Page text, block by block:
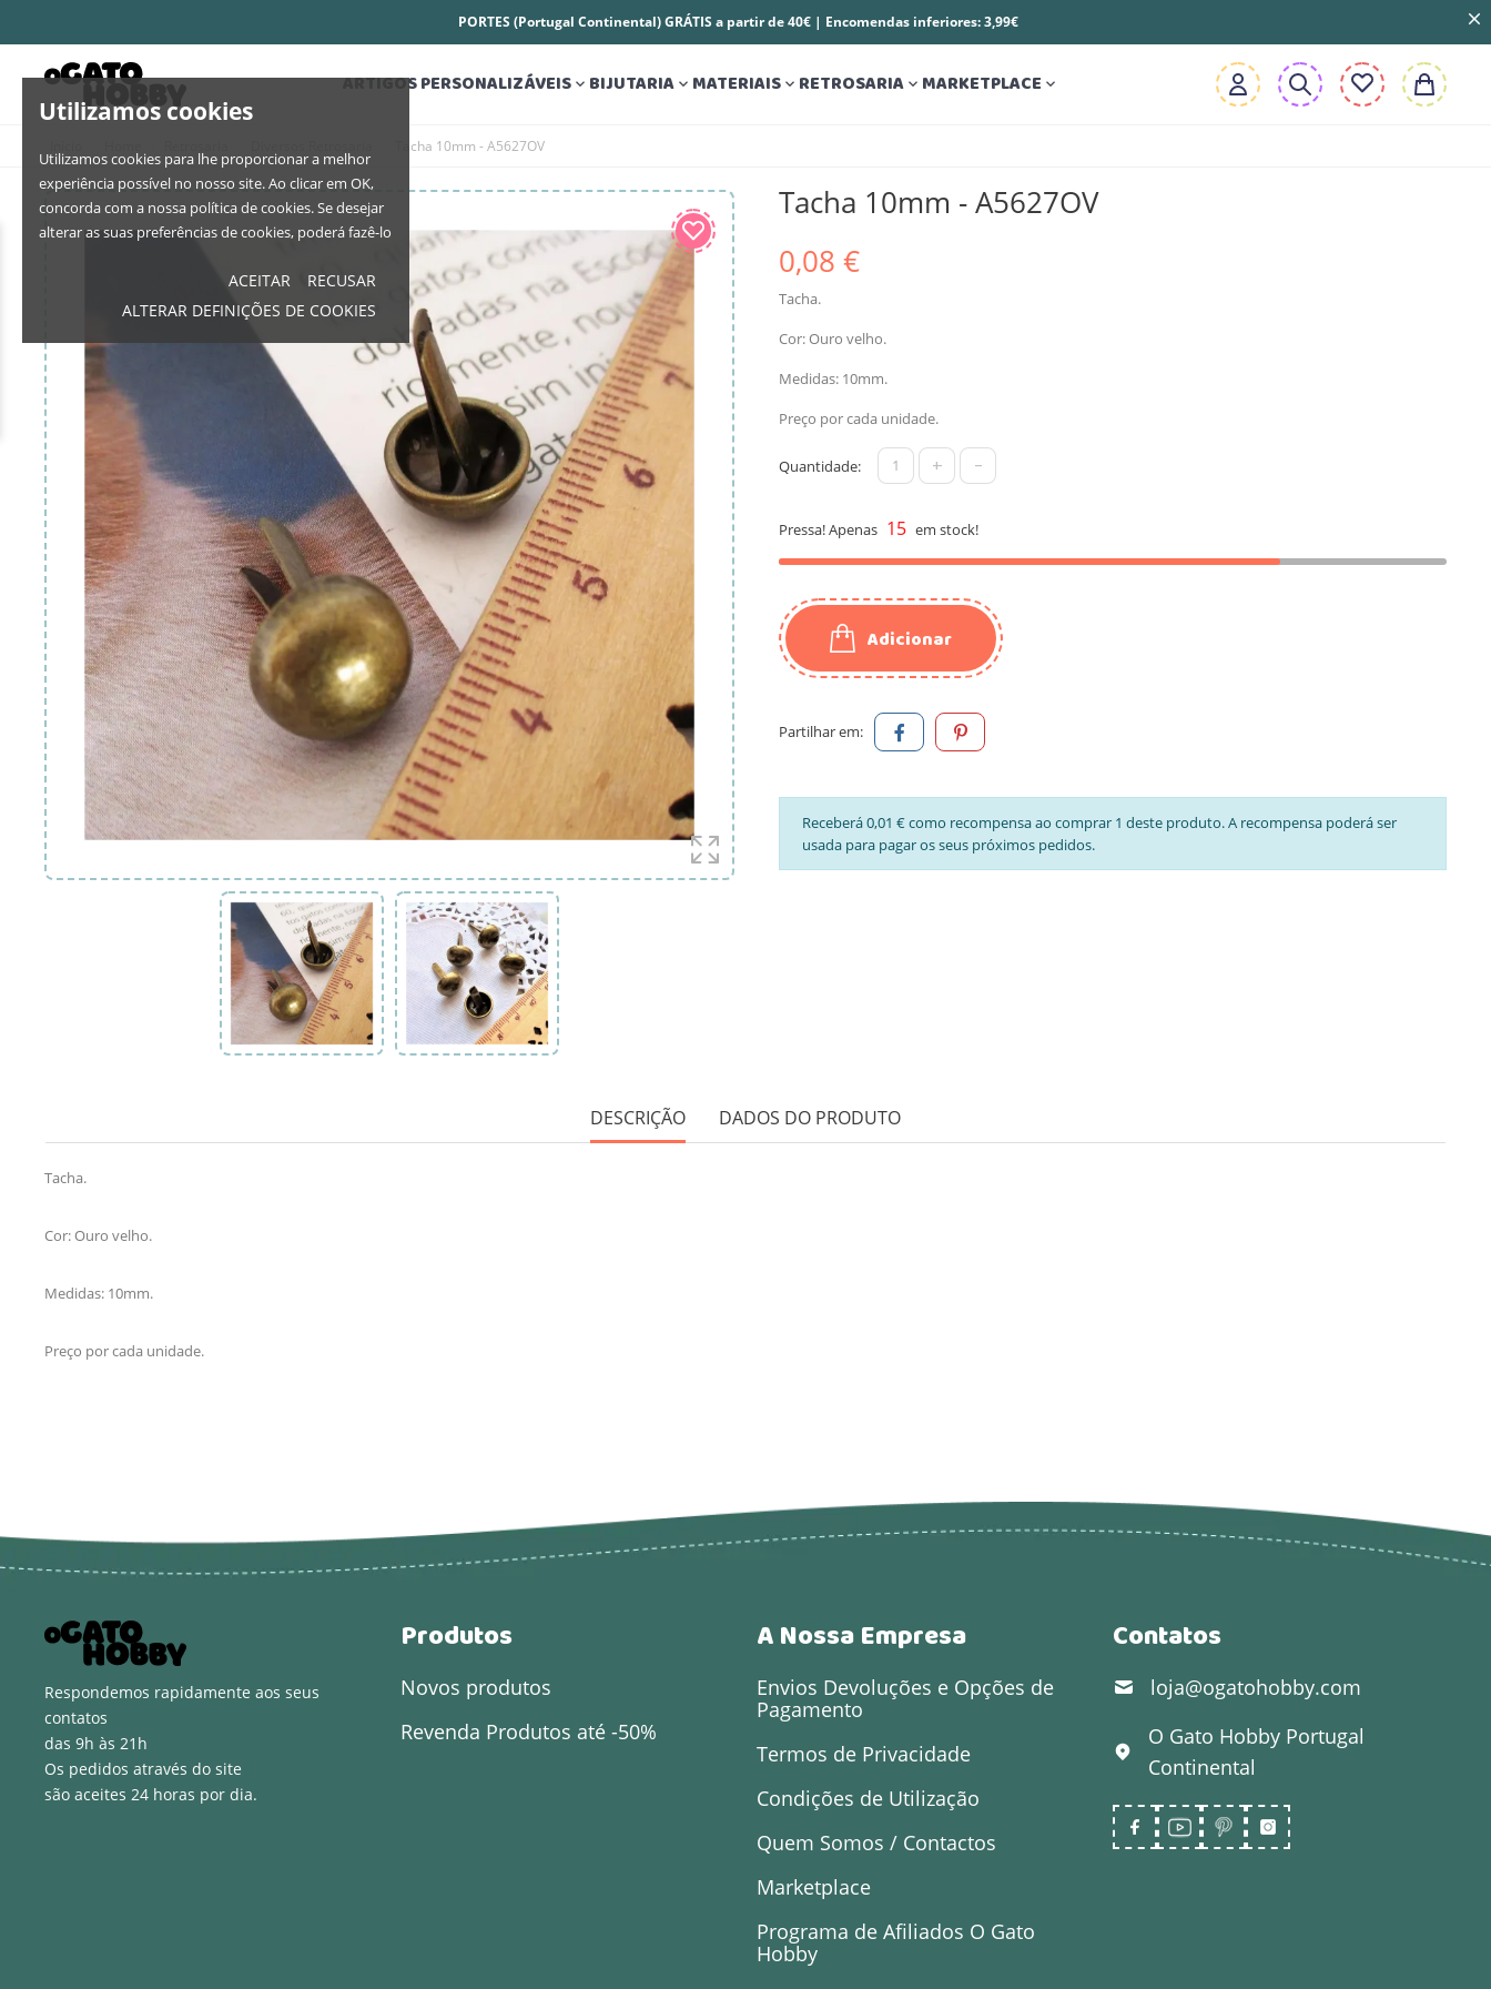
Utilizamos cookies
Utilizamos cookies para lhe proporcionar a melhor
experiência possível no nosso site. Ao clicar em OK,
concorda com a nossa política de cookies. Se desejar
alterar as suas preferências de cookies, poderá fazê-lo
ACEITAR
RECUSAR
ALTERAR DEFINIÇÕES DE COOKIES
PORTES (Portugal Continental) GRÁTIS a partir de 40€ | Encomendas inferiores: 3,99€
ARTIGOS PERSONALIZÁVEIS BIJUTARIA MATERIAIS RETROSARIA MARKETPLACE 
Tacha 10mm - A5627OV
Tacha 10mm - A5627OV
0,08 €
Tacha.
Cor: Ouro velho.
Medidas: 10mm.
Preço por cada unidade.
Quantidade: + -
Pressa! Apenas 15 em stock!
Adicionar
Partilhar em:
Receberá 0,01 € como recompensa ao comprar 1 deste produto. A recompensa poderá ser
usada para pagar os seus próximos pedidos.
DESCRIÇÃO DADOS DO PRODUTO
Tacha.
Cor: Ouro velho.
Medidas: 10mm.
Preço por cada unidade.
Respondemos rapidamente aos seus
contatos
das 9h às 21h
Os pedidos através do site
são aceites 24 horas por dia.
Produtos
Novos produtos
Revenda Produtos até -50%
A Nossa Empresa
Envios Devoluções e Opções de
Pagamento
Termos de Privacidade
Condições de Utilização
Quem Somos / Contactos
Marketplace
Programa de Afiliados O Gato
Hobby
Contatos
loja@ogatohobby.com
O Gato Hobby Portugal
Continental